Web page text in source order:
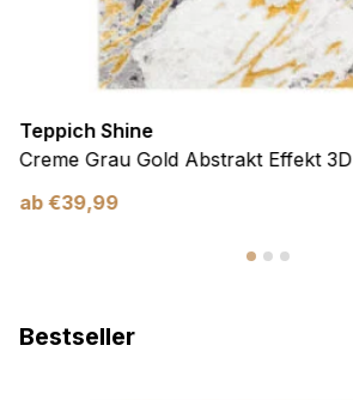
Teppich Shine
Creme Grau Gold Abstrakt Effekt 3D
ab €39,99
Bestseller